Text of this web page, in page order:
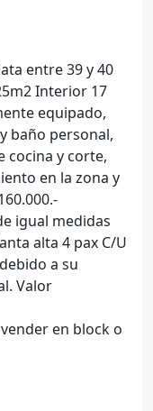
entre 39 y 40
Interior 17
equipado,
baño personal,
cocina y corte,
en la zona y
igual medidas
alta 4 pax C/U
a su
Valor
en block o